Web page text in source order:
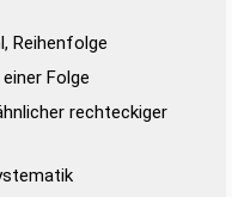
Reihenfolge
Folge
rechteckiger